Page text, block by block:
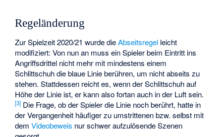
Regeländerung
Zur Spielzeit 2020/21 wurde dieAbseitsregel leicht
modifiziert: Von nun an muss ein Spieler beim Eintritt ins
Angriffsdrittel nicht mehr mit mindestens einem
Schlittschuh die blaue Linie berühren, um nicht abseits zu
stehen. Stattdessen reicht es, wenn der Schlittschuh auf
Höhe der Linie ist, er kann also fortan auch in der Luft sein.
[3] Die Frage, ob der Spieler die Linie noch berührt, hatte in
der Vergangenheit häufiger zu umstrittenen bzw. selbst mit
demVideobeweis nur schwer aufzulösende Szenen